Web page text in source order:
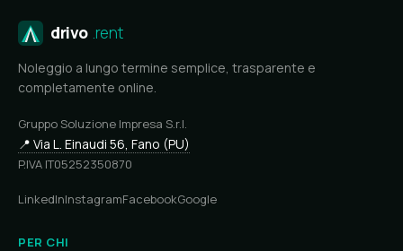
drivo .rent
Noleggio a lungo termine semplice, trasparente e
completamente online.
Gruppo Soluzione Impresa S.r.l.
📍 Via L. Einaudi 56, Fano (PU)
P.IVA IT05252350870
LinkedInInstagramFacebookGoogle
PER CHI